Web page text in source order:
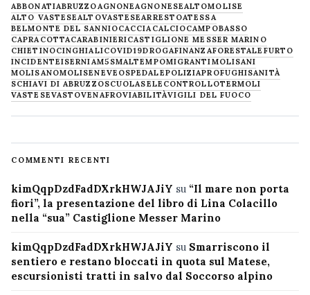
ABBONATIABRUZZOAGNONEAGNONESEALTOMOLISE
ALTO VASTESEALTOVASTESEARRESTOATESSA
BELMONTE DEL SANNIOCACCIACALCIOCAMPOBASSO
CAPRACOTTACARABINIERICASTIGLIONE MESSER MARINO
CHIETINOCINGHIALICOVID19DROGAFINANZAFORESTALE FURTO
INCIDENTEISERNIAM5SMALTEMPOMIGRANTIMOLISANI
MOLISANOMOLISENEVE OSPEDALEPOLIZIAPROFUGHISANITÀ
SCHIAVI DI ABRUZZOSCUOLASELECONTROLLOTERMOLI
VASTESEVASTOVENAFROVIABILITÀVIGILI DEL FUOCO
COMMENTI RECENTI
kimQqpDzdFadDXrkHWJAJiY su “Il mare non porta
fiori”, la presentazione del libro di Lina Colacillo
nella “sua” Castiglione Messer Marino
kimQqpDzdFadDXrkHWJAJiY su Smarriscono il
sentiero e restano bloccati in quota sul Matese,
escursionisti tratti in salvo dal Soccorso alpino